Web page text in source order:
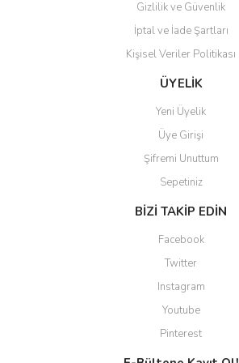
Gönder
Gizlilik ve Güvenlik
İptal ve İade Şartları
Kişisel Veriler Politikası
ÜYELİK
Yeni Üyelik
Üye Girişi
Şifremi Unuttum
Sepetiniz
BİZİ TAKİP EDİN
Facebook
Twitter
Instagram
Youtube
Pinterest